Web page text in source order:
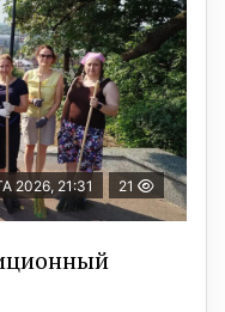
2026, 21:31 21